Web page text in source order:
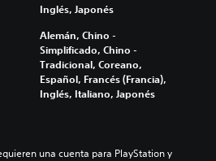
Inglés, Japonés
Alemán, Chino -
Simplificado, Chino -
Tradicional, Coreano,
Español, Francés (Francia),
Inglés, Italiano, Japonés
una cuenta para PlayStation y